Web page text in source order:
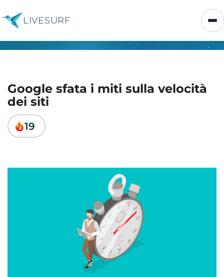
LIVESURF
Google sfata i miti sulla velocità
dei siti
19